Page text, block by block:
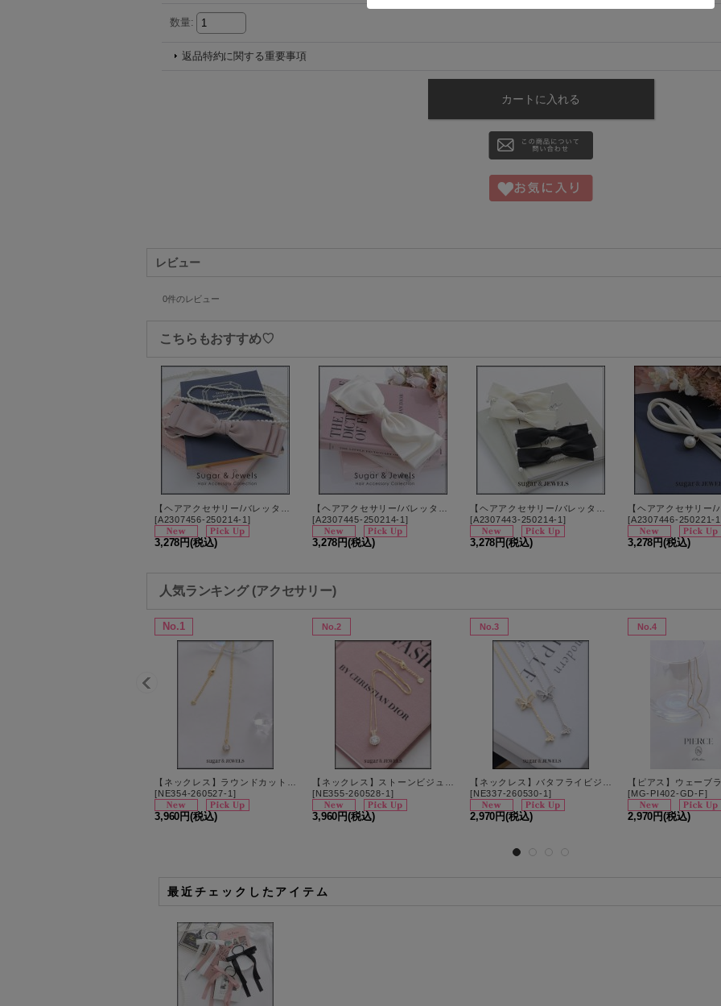
数量:
返品特約に関する重要事項
レビュー
0件のレビュー
こちらもおすすめ♡
[A2307456-250214-1 ]
3,278円(税込)
[A2307445-250214-1 ]
3,278円(税込)
[A2307443-250214-1 ]
3,278円(税込)
[A2307446-250221-1
3,278円(税込)
人気ランキング (アクセサリー)
No.1
[NE354-260527-1 ]
3,960円(税込)
No.2
[NE355-260528-1 ]
3,960円(税込)
No.3
[NE337-260530-1 ]
2,970円(税込)
No.4
[MG-PI402-GD-F]
2,970円(税込)
最近チェックしたアイテム